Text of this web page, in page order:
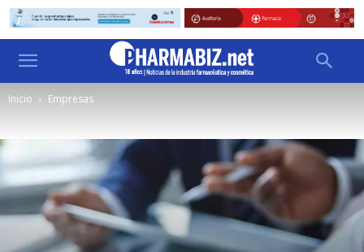
Inicio Empresas